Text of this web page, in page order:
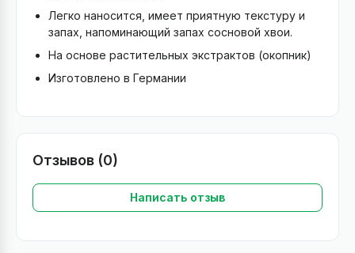
Легко наносится, имеет приятную текстуру и
запах, напоминающий запах сосновой хвои.
На основе растительных экстрактов (окопник)
Изготовлено в Германии
Отзывов (0)
Написать отзыв